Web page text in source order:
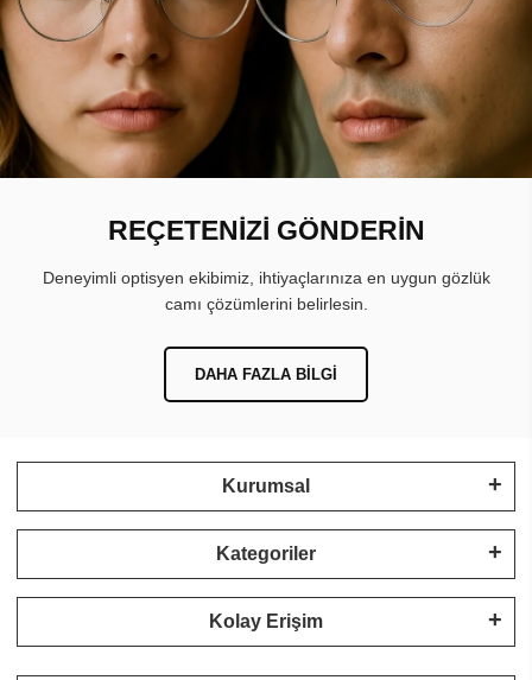
REÇETENİZİ GÖNDERİN
Deneyimli optisyen ekibimiz, ihtiyaçlarınıza en uygun gözlük
camı çözümlerini belirlesin.
DAHA FAZLA BILGI
Kurumsal
Kategoriler
Kolay Erişim